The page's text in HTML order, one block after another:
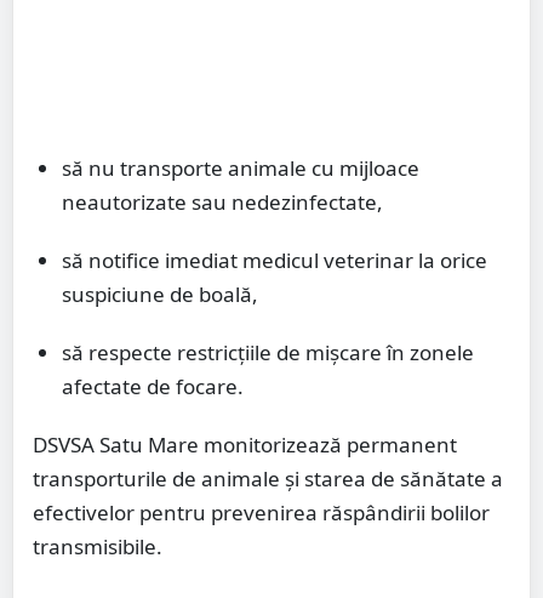
să nu transporte animale cu mijloace
neautorizate sau nedezinfectate,
să notifice imediat medicul veterinar la orice
suspiciune de boală,
să respecte restricțiile de mișcare în zonele
afectate de focare.
DSVSA Satu Mare monitorizează permanent
transporturile de animale și starea de sănătate a
efectivelor pentru prevenirea răspândirii bolilor
transmisibile.